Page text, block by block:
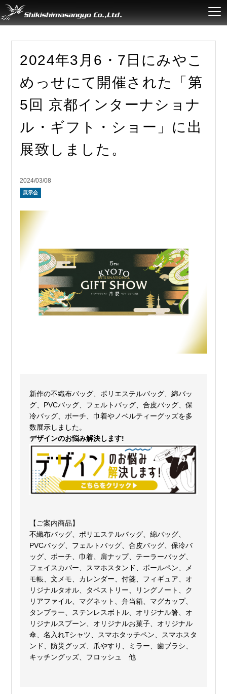
2024年3月6・7日にみやこ
めっせにて開催された「第
5回 京都インターナショナ
ル・ギフト・ショー」に出
展致しました。
2024/03/08
展示会
新作の不織布バッグ、ポリエステルバッグ、綿バッ
グ、PVCバッグ、フェルトバッグ、合皮バッグ、保
冷バッグ、ポーチ、巾着やノベルティーグッズを多
数展示しました。
デザインのお悩み解決します!
【ご案内商品】
不織布バッグ、ポリエステルバッグ、綿バッグ、
PVCバッグ、フェルトバッグ、合皮バッグ、保冷バ
ッグ、ポーチ、巾着、肩ナップ、テーラーバッグ、
フェイスカバー、スマホスタンド、ボールペン、メ
モ帳、文メモ、カレンダー、付箋、フィギュア、オ
リジナルタオル、タペストリー、リングノート、ク
リアファイル、マグネット、弁当箱、マグカップ、
タンブラー、ステンレスボトル、オリジナル箸、オ
リジナルスプーン、オリジナルお菓子、オリジナル
傘、名入れTシャツ、スマホタッチペン、スマホスタ
ンド、防災グッズ、爪やすり、ミラー、歯ブラシ、
キッチングッズ、フロッシュ 他